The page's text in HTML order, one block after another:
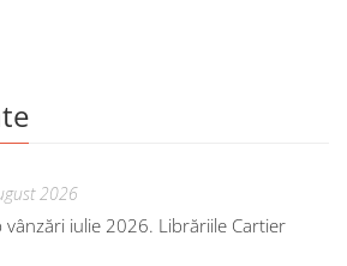
2026
vânzări iulie 2026. Librăriile Cartier